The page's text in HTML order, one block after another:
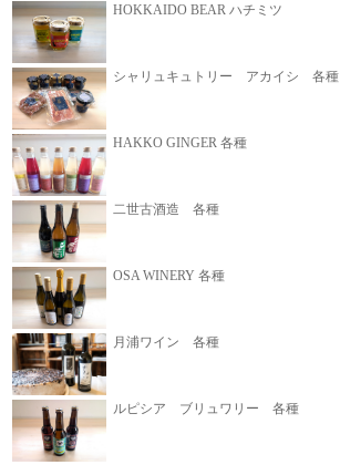
HOKKAIDO BEAR ハチミツ
シャリュキュトリー アカイシ 各種
HAKKO GINGER 各種
二世古酒造 各種
OSA WINERY 各種
月浦ワイン 各種
ルピシア ブリュワリー 各種